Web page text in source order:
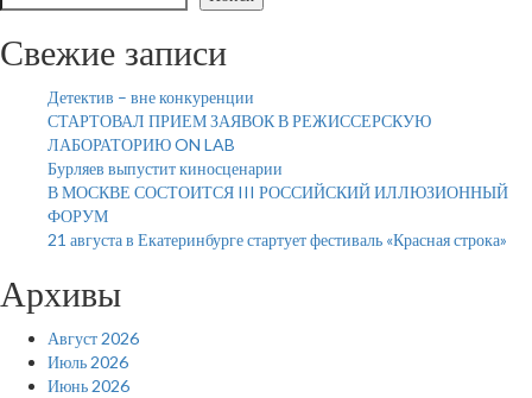
Свежие записи
Детектив – вне конкуренции
СТАРТОВАЛ ПРИЕМ ЗАЯВОК В РЕЖИССЕРСКУЮ
ЛАБОРАТОРИЮ ON LAB
Бурляев выпустит киносценарии
В МОСКВЕ СОСТОИТСЯ III РОССИЙСКИЙ ИЛЛЮЗИОННЫЙ
ФОРУМ
21 августа в Екатеринбурге стартует фестиваль «Красная строка»
Архивы
Август 2026
Июль 2026
Июнь 2026